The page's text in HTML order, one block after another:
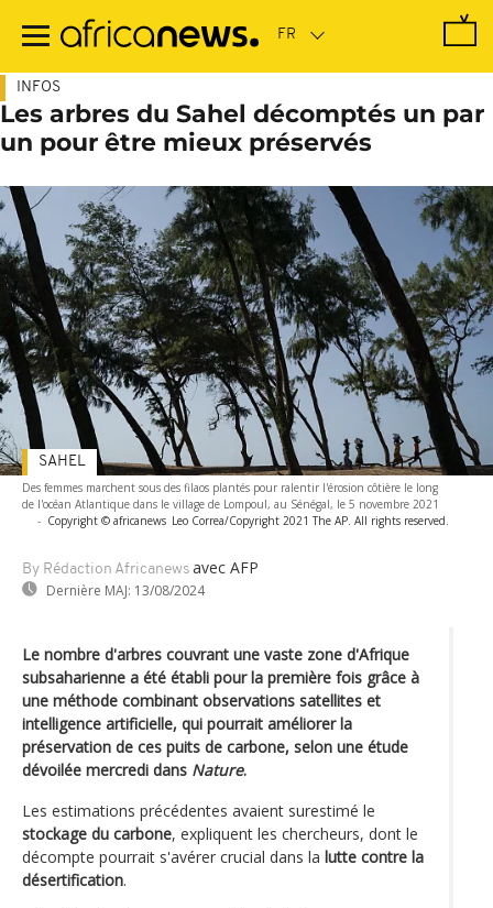
contenu
INFOS
Les arbres du Sahel décomptés un par
un pour être mieux préservés
Des femmes marchent sous des filaos plantés pour ralentir l'érosion côtière le long
de l'océan Atlantique dans le village de Lompoul, au Sénégal, le 5 novembre 2021
- Copyright © africanews Leo Correa/Copyright 2021 The AP. All rights reserved.
By Rédaction Africanews avec AFP
Dernière MAJ: 13/08/2024
SAHEL
Le nombre d'arbres couvrant une vaste zone d'Afrique
subsaharienne a été établi pour la première fois grâce à
une méthode combinant observations satellites et
intelligence artificielle, qui pourrait améliorer la
préservation de ces puits de carbone, selon une étude
dévoilée mercredi dans Nature.
Les estimations précédentes avaient surestimé le
stockage du carbone, expliquent les chercheurs, dont le
décompte pourrait s'avérer crucial dans la lutte contre la
désertification.